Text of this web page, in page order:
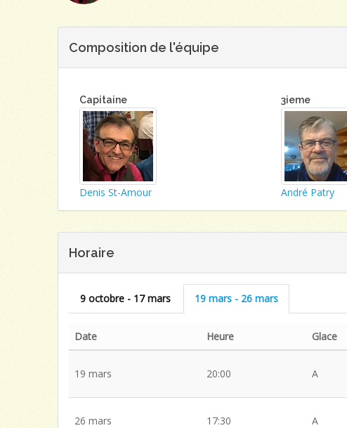
Composition de l'équipe
Capitaine
Denis St-Amour
3ieme
André Patry
Horaire
9 octobre - 17 mars 19 mars - 26 mars
Date Heure Glace
19 mars 20:00 A
26 mars 17:30 A